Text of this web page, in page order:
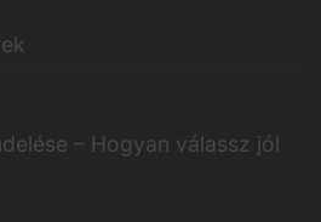
– Hogyan válassz jól